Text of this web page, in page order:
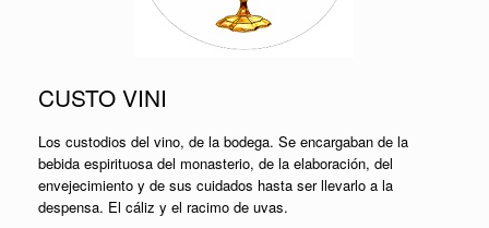
CUSTO VINI
Los custodios del vino, de la bodega. Se encargaban de la
bebida espirituosa del monasterio, de la elaboración, del
envejecimiento y de sus cuidados hasta ser llevarlo a la
despensa. El cáliz y el racimo de uvas.